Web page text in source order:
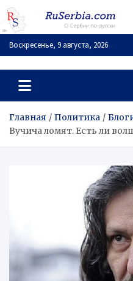
Перейти
содержимому
Воскресенье, 9 августа, 2026
О Сербии – по-русски
Главная Политика
Вучича ломят. Есть ли